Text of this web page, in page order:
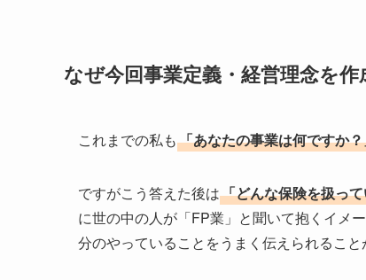
なぜ今回事業定義・経営理念を
これまでの私も「あなたの事業は何ですか
ですがこう答えた後は「どんな保険を扱っ
に世の中の人が「FP業」と聞いて抱くイメ
分のやっていることをうまく伝えられること